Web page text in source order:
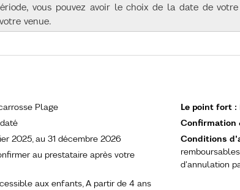
vous pouvez avoir le choix de la date de
venue.
Plage
2025 au 31 décembre 2026
aux enfants A partir de 4 ans
Le point fort :
Confirmation
Conditions
d'annulation